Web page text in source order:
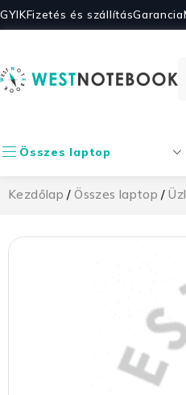
GYIKFizetés és szállításGarancia
Összes laptop
Kezdőlap /Összes laptop /